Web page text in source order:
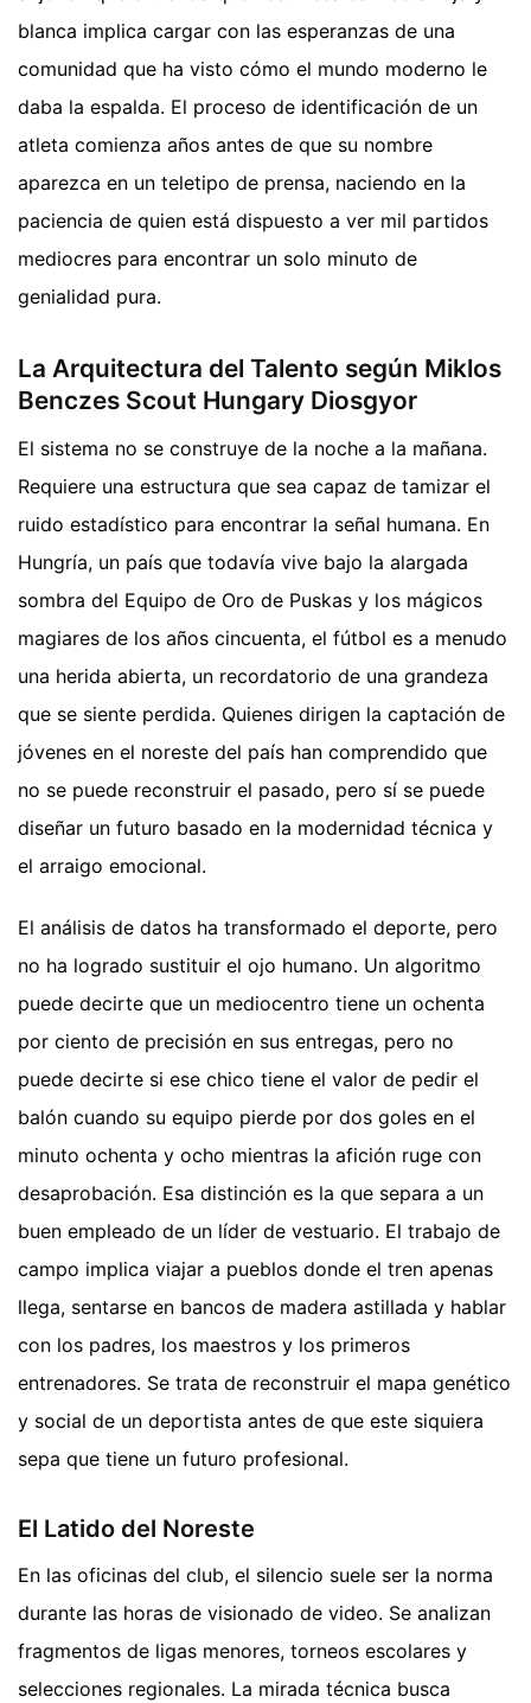
blanca implica cargar con las esperanzas de una
comunidad que ha visto cómo el mundo moderno le
daba la espalda. El proceso de identificación de un
atleta comienza años antes de que su nombre
aparezca en un teletipo de prensa, naciendo en la
paciencia de quien está dispuesto a ver mil partidos
mediocres para encontrar un solo minuto de
genialidad pura.
La Arquitectura del Talento según Miklos
Benczes Scout Hungary Diosgyor
El sistema no se construye de la noche a la mañana.
Requiere una estructura que sea capaz de tamizar el
ruido estadístico para encontrar la señal humana. En
Hungría, un país que todavía vive bajo la alargada
sombra del Equipo de Oro de Puskas y los mágicos
magiares de los años cincuenta, el fútbol es a menudo
una herida abierta, un recordatorio de una grandeza
que se siente perdida. Quienes dirigen la captación de
jóvenes en el noreste del país han comprendido que
no se puede reconstruir el pasado, pero sí se puede
diseñar un futuro basado en la modernidad técnica y
el arraigo emocional.
El análisis de datos ha transformado el deporte, pero
no ha logrado sustituir el ojo humano. Un algoritmo
puede decirte que un mediocentro tiene un ochenta
por ciento de precisión en sus entregas, pero no
puede decirte si ese chico tiene el valor de pedir el
balón cuando su equipo pierde por dos goles en el
minuto ochenta y ocho mientras la afición ruge con
desaprobación. Esa distinción es la que separa a un
buen empleado de un líder de vestuario. El trabajo de
campo implica viajar a pueblos donde el tren apenas
llega, sentarse en bancos de madera astillada y hablar
con los padres, los maestros y los primeros
entrenadores. Se trata de reconstruir el mapa genético
y social de un deportista antes de que este siquiera
sepa que tiene un futuro profesional.
El Latido del Noreste
En las oficinas del club, el silencio suele ser la norma
durante las horas de visionado de video. Se analizan
fragmentos de ligas menores, torneos escolares y
selecciones regionales. La mirada técnica busca